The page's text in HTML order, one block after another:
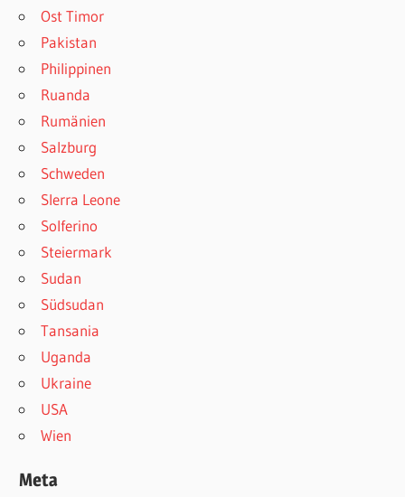
Ost Timor
Pakistan
Philippinen
Ruanda
Rumänien
Salzburg
Schweden
SIerra Leone
Solferino
Steiermark
Sudan
Südsudan
Tansania
Uganda
Ukraine
USA
Wien
Meta